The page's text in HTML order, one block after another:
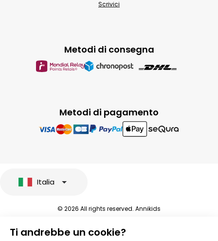
Metodi di pagamento
Metodi di consegna
Scrivici
Ti andrebbe un cookie?
Italia
© 2026 All rights reserved. Annikids